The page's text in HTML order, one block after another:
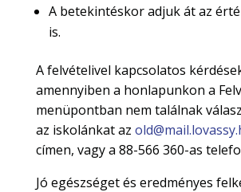
A betekintéskor adjuk át az
is.
A felvételivel kapcsolatos
amennyiben a honlapunkon a
menüpontban nem találnak
az iskolánkat az
címen, vagy a 88-566 360-as
Jó egészséget és eredményes